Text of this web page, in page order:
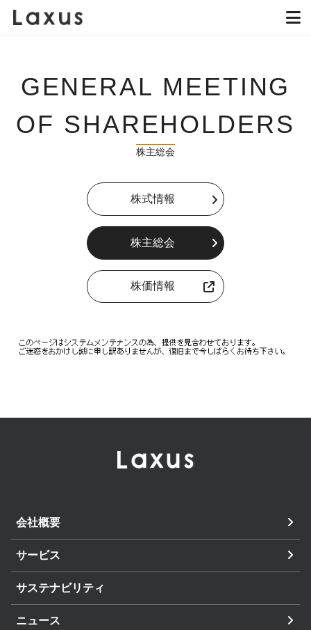
GENERAL MEETING
OF SHAREHOLDERS
株主総会
株式情報
株主総会
株価情報
会社概要
サービス
サステナビリティ
ニュース